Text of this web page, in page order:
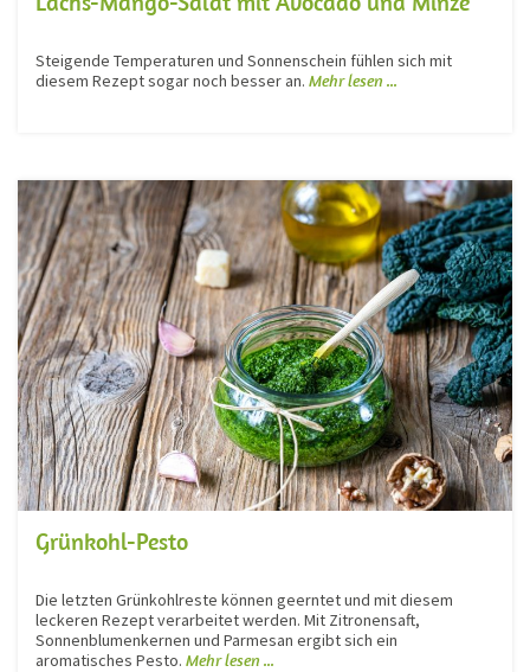
Steigende Temperaturen und Sonnenschein fühlen sich mit
diesem Rezept sogar noch besser an. Mehr lesen ...
Grünkohl-Pesto
Die letzten Grünkohlreste können geerntet und mit diesem
leckeren Rezept verarbeitet werden. Mit Zitronensaft,
Sonnenblumenkernen und Parmesan ergibt sich ein
aromatisches Pesto. Mehr lesen ...